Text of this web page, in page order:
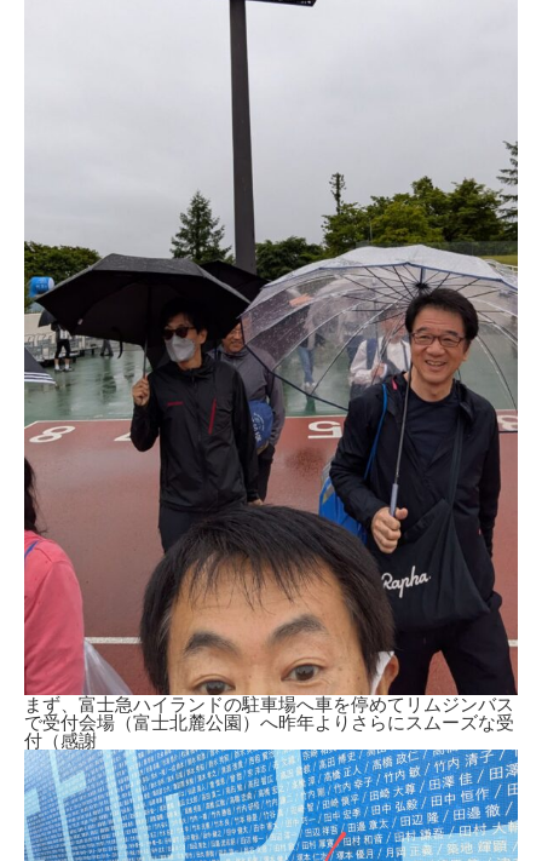
まず、富士急ハイランドの駐車場へ車を停めてリムジンバス
で受付会場（富士北麓公園）へ昨年よりさらにスムーズな受
付（感謝